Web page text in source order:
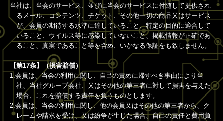
当社は、当会のサービス、並びに当会のサービスに付随して提供され
るメール、コンテンツ、チケット、その他一切の商品又はサービス
が、会員の期待する水準に達していること、特定の目的に適合して
いること、ウイルス等に感染していないこと、掲載情報が正確であ
ること、真実であること等を含め、いかなる保証をも致しません。
【第17条】（損害賠償）
1.会員は、当会の利用に関し、自己の責めに帰すべき事由により当
社、当社グループ会社、又はその他の第三者に対して損害を与えた
場合、これを賠償する責任を負うものとします。
2.会員は、当会の利用に関し、他の会員又はその他の第三者から、ク
レームや請求を受け、又は紛争が生じた場合、自己の責任と費用負